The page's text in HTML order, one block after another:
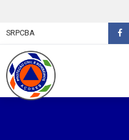
SRPCBA